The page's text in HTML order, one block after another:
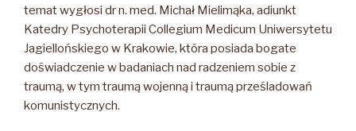
temat wygłosi dr n. med. Michał Mielimąka, adiunkt
Katedry Psychoterapii Collegium Medicum Uniwersytetu
Jagiellońskiego w Krakowie, która posiada bogate
doświadczenie w badaniach nad radzeniem sobie z
traumą, w tym traumą wojenną i traumą prześladowań
komunistycznych.